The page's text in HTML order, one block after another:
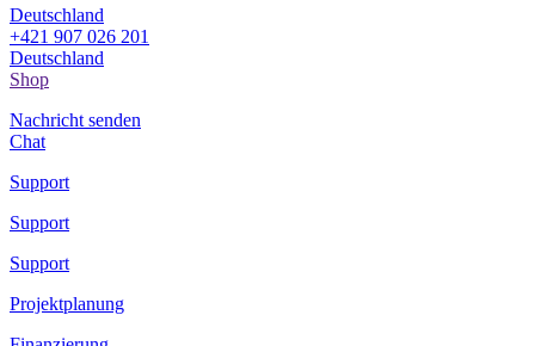
Deutschland
+421 907 026 201
Deutschland
Shop
Nachricht senden
Chat
Support
Support
Support
Projektplanung